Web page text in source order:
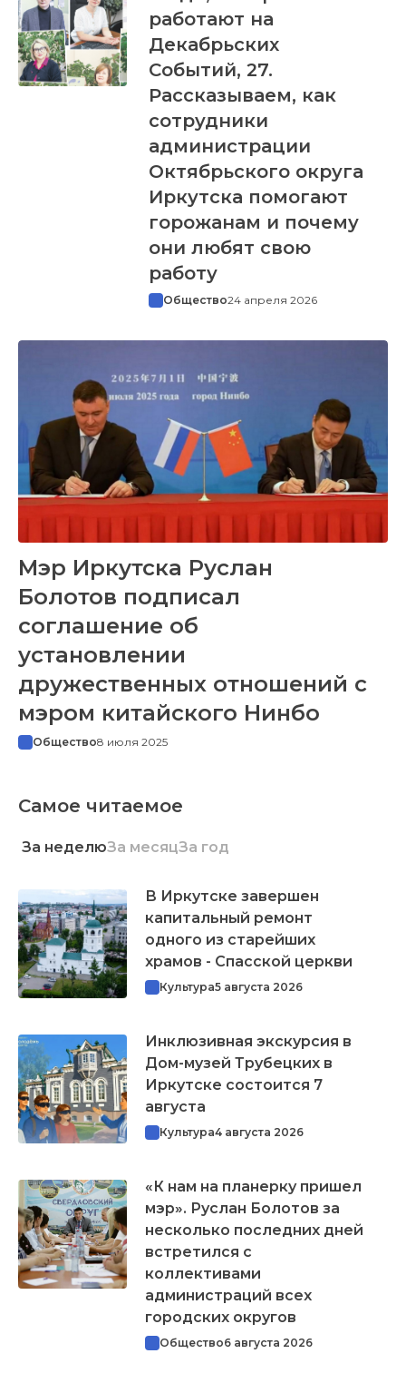
работают на
Декабрьских
Событий, 27.
Рассказываем, как
сотрудники
администрации
Октябрьского округа
Иркутска помогают
горожанам и почему
они любят свою
работу
Общество24 апреля 2026
Мэр Иркутска Руслан
Болотов подписал
соглашение об
установлении
дружественных отношений с
мэром китайского Нинбо
Общество8 июля 2025
Самое читаемое
За неделюЗа месяцЗа год
В Иркутске завершен
капитальный ремонт
одного из старейших
храмов - Спасской церкви
Культура5 августа 2026
Инклюзивная экскурсия в
Дом-музей Трубецких в
Иркутске состоится 7
августа
Культура4 августа 2026
«К нам на планерку пришел
мэр». Руслан Болотов за
несколько последних дней
встретился с
коллективами
администраций всех
городских округов
Общество6 августа 2026